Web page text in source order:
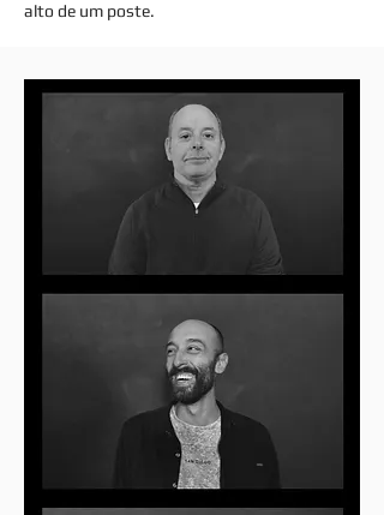
alto de um poste.